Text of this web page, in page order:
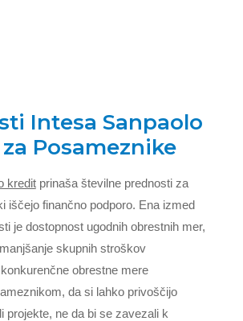
Intesa Sanpaolo
Posameznike
kreditprinaša številne prednosti za
iščejo finančno podporo. Ena izmed
je dostopnost ugodnih obrestnih mer,
skupnih stroškov
obrestne mere
da si lahko privoščijo
projekte, ne da bi se zavezali k